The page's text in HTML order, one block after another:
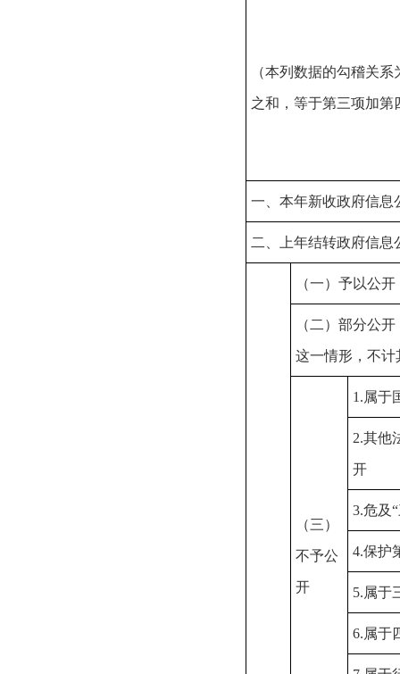
（本列数据的勾稽关
之和，等于第三项加第
一、本年新收政府信息
二、上年结转政府信息
（一）予以公开
（二）部分公
这一情形，不计
（三）
不予公
开
1.属于
2.其他
开
3.危及
4.保护
5.属于
6.属于